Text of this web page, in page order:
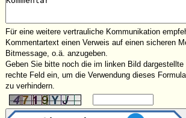
Für eine weitere vertrauliche Kommunikation
Kommentartext einen Verweis auf einen sicheren
Bitmessage, o.ä. anzugeben.
Geben Sie bitte noch die im linken Bild dargestellte
rechte Feld ein, um die Verwendung dieses
zu verhindern.